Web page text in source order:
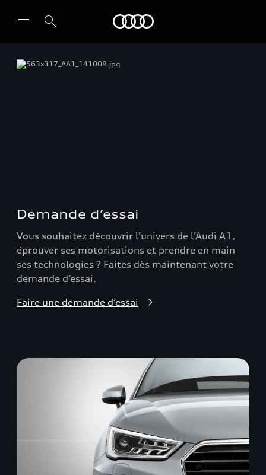
Demande d’essai
Vous souhaitez découvrir l’univers de l’Audi A1,
éprouver ses motorisations et prendre en main
ses technologies ? Faites dès maintenant votre
demande d’essai.
Faire une demande d’essai